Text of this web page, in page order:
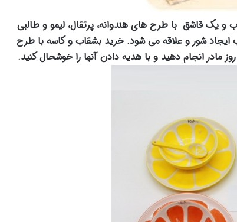
قاشق با طرح های هندوانه، پرتقال، لیمو و طالبی
شور و علاقه می شود. خرید بشقاب و کاسه با طرح
مادر انجام دهید و با هدیه دادن آنها را خوشحال کنید.